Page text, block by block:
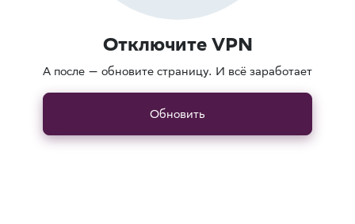
Отключите VPN
А после — обновите страницу. И всё заработает
Обновить